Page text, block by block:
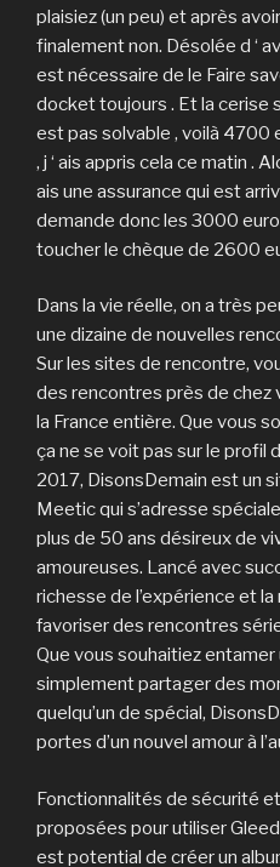
plaisiez (un peu) et après
finalement non. Désolée d ‘
est nécessaire de le Faire
docket toujours . Et la cerise
est pas solvable , voilà 4700
, j ‘ ais appris cela ce matin .
ais une assurance qui est
demande donc les 3000 euros
toucher le chèque de 2600
Dans la vie réelle, on a très
une dizaine de nouvelles
Sur les sites de rencontre,
des rencontres près de chez
la France entière. Que vous
ça ne se voit pas sur le profil
2017, DisonsDemain est un
Meetic qui s’adresse
plus de 50 ans désireux de
amoureuses. Lancé avec
richesse de l’expérience et
favoriser des rencontres
Que vous souhaitiez
simplement partager des
quelqu’un de spécial,
portes d’un nouvel amour à
Fonctionnalités de sécurité
proposées pour utiliser
est potential de créer un